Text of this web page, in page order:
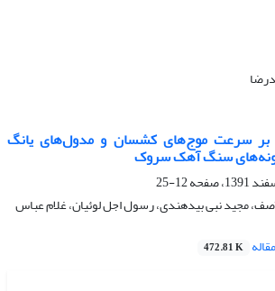
بر سرعت موج‌های کشسان و مدول‌های یانگ
سنگ آهک سروک
12-25
مجید نبی بیدهندی، رسول اجل لوئیان، غلام عباس
472.81 K